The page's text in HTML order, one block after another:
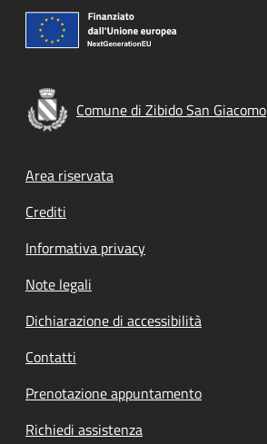
Comune di Zibido San Giacomo
Footer menu
Area riservata
Crediti
Informativa privacy
Note legali
Dichiarazione di accessibilità
Contatti
Prenotazione appuntamento
Richiedi assistenza